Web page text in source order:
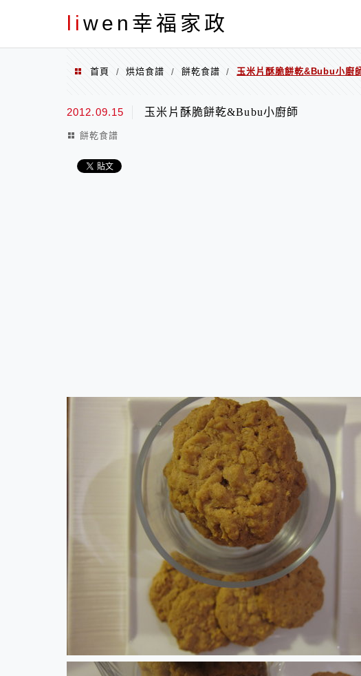
li wen幸福家政
menu
首頁 / 烘焙食譜 / 餅乾食譜 / 玉米片酥脆餅乾&Bubu小廚
2012.09.15 玉米片酥脆餅乾&Bubu小廚師
餅乾食譜